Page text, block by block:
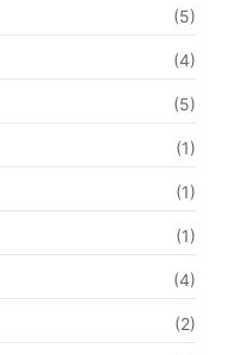
(5)
(4)
(5)
(1)
(1)
(1)
(4)
(2)